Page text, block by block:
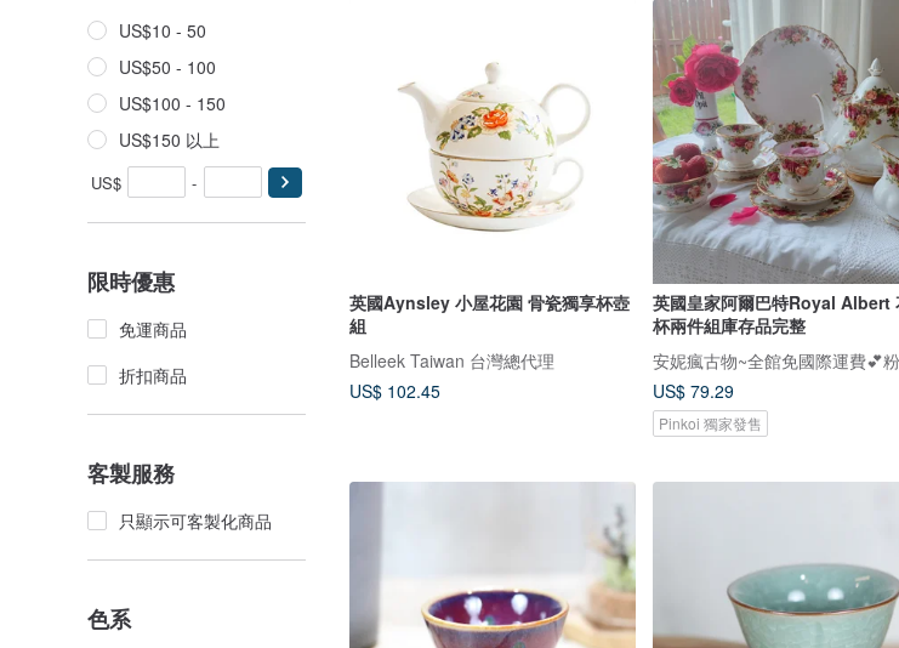
US$10 - 50
US$50 - 100
US$100 - 150
US$150 以上
US$ -
限時優惠
免運商品
折扣商品
客製服務
只顯示可客製化商品
色系
英國Aynsley 小屋花園 骨瓷獨享杯壺
組
Belleek Taiwan 台灣總代理
US$ 102.45
英國皇家阿爾巴特Royal Albert
杯兩件組庫存品完整
US$ 79.29
Pinkoi 獨家發售